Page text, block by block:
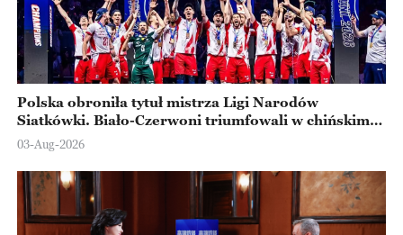
Polska obroniła tytuł mistrza Ligi Narodów
Siatkówki. Biało-Czerwoni triumfowali w chińskim
Ningbo
03-Aug-2026